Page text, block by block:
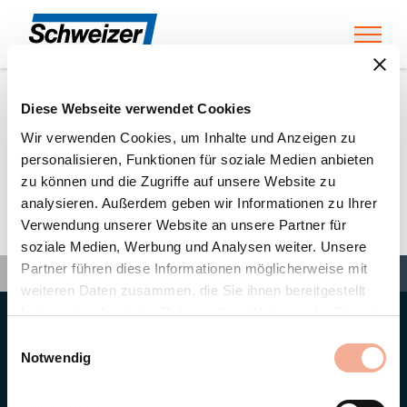
Diese Webseite verwendet Cookies
Wir verwenden Cookies, um Inhalte und Anzeigen zu
personalisieren, Funktionen für soziale Medien anbieten
zu können und die Zugriffe auf unsere Website zu
analysieren. Außerdem geben wir Informationen zu Ihrer
Verwendung unserer Website an unsere Partner für
soziale Medien, Werbung und Analysen weiter. Unsere
Partner führen diese Informationen möglicherweise mit
weiteren Daten zusammen, die Sie ihnen bereitgestellt
haben oder die sie im Rahmen Ihrer Nutzung der Dienste
Notwendig
Home Partners Peterhans Handwerkercenter AG
Peterhans Handwerkercenter
AG
Search
Search Search
Home» Partners»Peterhans Handwerkercenter AG
Ernst Schweizer AG
Bahnhofplatz 11